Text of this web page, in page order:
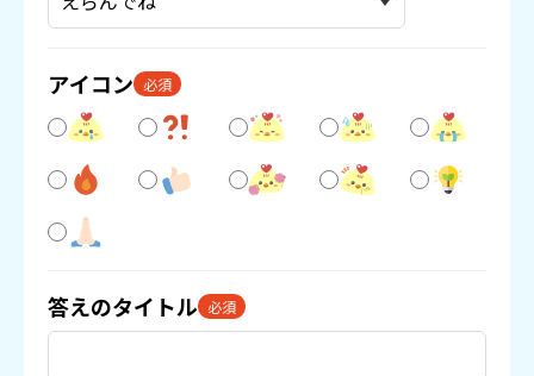
アイコン 必須
答えのタイトル 必須